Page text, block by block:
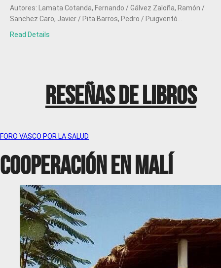
Autores: Lamata Cotanda, Fernando / Gálvez Zaloña, Ramón /
Sanchez Caro, Javier / Pita Barros, Pedro / Puigventó...
Read Details
RESEÑAS DE LIBROS
FORO VASCO POR LA SALUD
COOPERACIÓN EN MALÍ